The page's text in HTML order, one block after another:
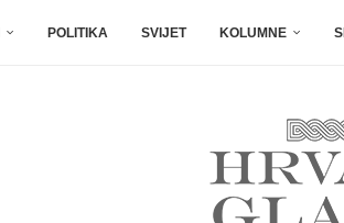
POLITIKA SVIJET KOLUMNE